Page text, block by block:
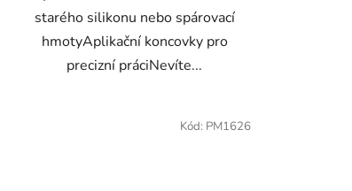
starého silikonu nebo spárovací
hmotyAplikační koncovky pro
precizní práciNevíte...
Kód: PM1626